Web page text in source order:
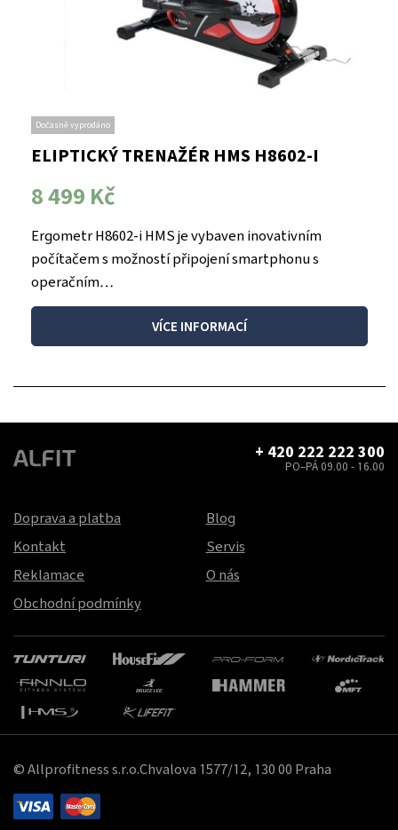
Dočasně vyprodáno
ELIPTICKÝ TRENAŽÉR HMS H8602-I
8 499 Kč
Ergometr H8602-i HMS je vybaven inovativním
počítačem s možností připojení smartphonu s
operačním…
VÍCE INFORMACÍ
+ 420 222 222 300
PO–PÁ 09.00 - 16.00
Doprava a platba
Kontakt
Reklamace
Obchodní podmínky
Blog
Servis
O nás
© Allprofitness s.r.o.Chvalova 1577/12, 130 00 Praha